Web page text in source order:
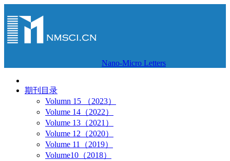
Nano-Micro Letters
期刊目录
Volumn 15 （2023）
Volume 14（2022）
Volume 13（2021）
Volume 12（2020）
Volume 11（2019）
Volume10（2018）